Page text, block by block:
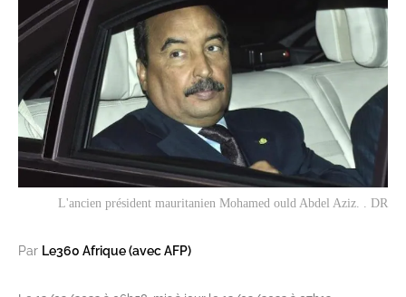
L'ancien président mauritanien Mohamed ould Abdel Aziz. . DR
Par Le360 Afrique (avec AFP)